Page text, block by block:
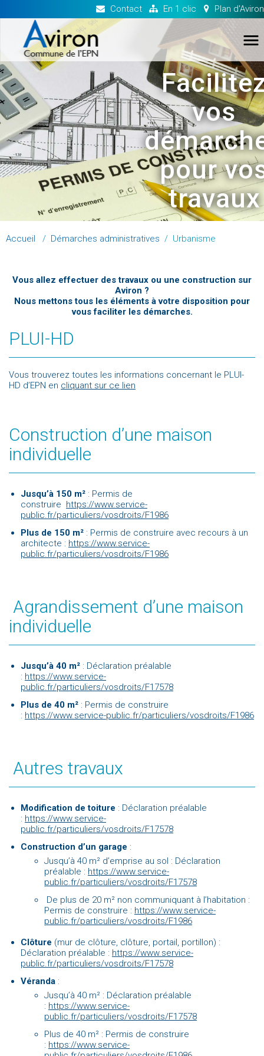
Contact En 1 clic Plan d'Aviron
vos
pour
travaux
Accueil / Démarches administratives / Urbanisme
Vous allez effectuer des travaux ou une construction sur
Aviron ?
Nous mettons tous les éléments à votre disposition pour
vous faciliter les démarches.
PLUI-HD
Vous trouverez toutes les informations concernant le PLUI-
HD d’EPN en cliquant sur ce lien
Construction d’une maison
individuelle
Jusqu’à 150 m² : Permis de
construire https://www.service-
public.fr/particuliers/vosdroits/F1986
Plus de 150 m² : Permis de construire avec recours à un
architecte : https://www.service-
public.fr/particuliers/vosdroits/F1986
Agrandissement d’une maison
individuelle
Jusqu’à 40 m² : Déclaration préalable
: https://www.service-
public.fr/particuliers/vosdroits/F17578
Plus de 40 m² : Permis de construire
: https://www.service-public.fr/particuliers/vosdroits/F1986
Autres travaux
Modification de toiture : Déclaration préalable
: https://www.service-
public.fr/particuliers/vosdroits/F17578
Construction d’un garage :
Jusqu’à 40 m² d’emprise au sol : Déclaration
préalable : https://www.service-
public.fr/particuliers/vosdroits/F17578
De plus de 20 m² non communiquant à l’habitation :
Permis de construire : https://www.service-
public.fr/particuliers/vosdroits/F1986
Clôture (mur de clôture, clôture, portail, portillon) :
Déclaration préalable : https://www.service-
public.fr/particuliers/vosdroits/F17578
Véranda :
Jusqu’à 40 m² : Déclaration préalable
: https://www.service-
public.fr/particuliers/vosdroits/F17578
Plus de 40 m² : Permis de construire
: https://www.service-